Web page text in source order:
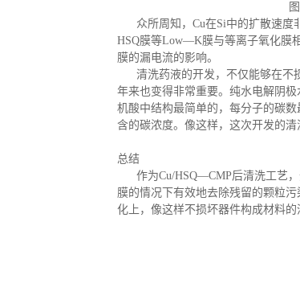
图
众所周知， Cu在Si中的扩散速度
HSQ膜等Low―K膜与等离子氧化膜
膜的漏电流的影响。
清洗药液的开发，不仅能够在不
年来也变得非常重要。纯水电解阴
机酸中结构最简单的，每分子的碳数
含的碳浓度。像这样，这次开发的
总结
作为Cu/HSQ―CMP后清洗工艺
膜的情况下有效地去除残留的颗粒
化上，像这样不损坏器件构成材料